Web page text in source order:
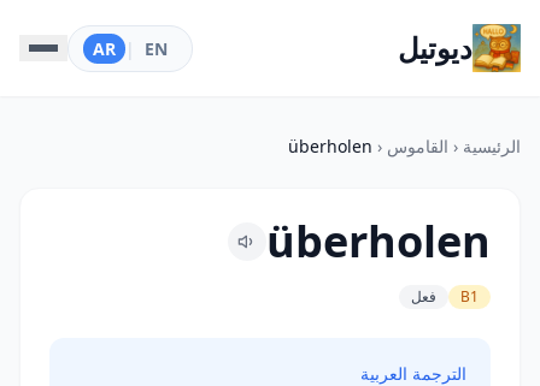
ديوتيل EN
|
AR
الرئيسية ‹ القاموس ‹
überholen
überholen
B1 فعل
الترجمة العربية